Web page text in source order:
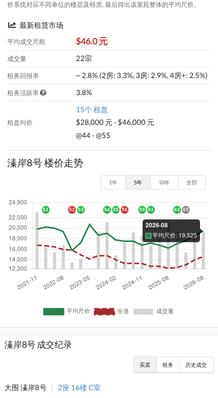
价系统对应不同单位的楼层及特质, 最后得出该屋苑整体的平均尺价。
最新租赁市场
平均成交尺租 $46.0 元
成交量 22宗
租务回报率 ~ 2.8% (2房: 3.3%, 3房: 2.9%, 4房+: 2.5%)
租务活跃率 3.8%
租盘叫价
15个 租盘
$28,000 元 - $46,000 元
@44 - @55
溱岸8号 楼价走势
1年 5年 10年 全部
溱岸8号 成交纪录
买卖 租务 历史成交
大围 溱岸8号 |
2座 16楼 C室